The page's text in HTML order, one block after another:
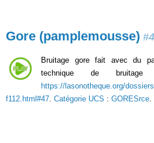
Gore (pamplemousse) #4
Bruitage gore fait avec du
technique de
https://lasonotheque.org/
f112.html#47 Catégorie UCS : GORESrce